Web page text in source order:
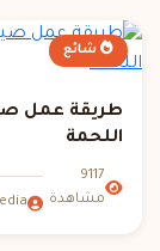
شائع
طريقة عمل
اللحمة
9117
مشاهدة